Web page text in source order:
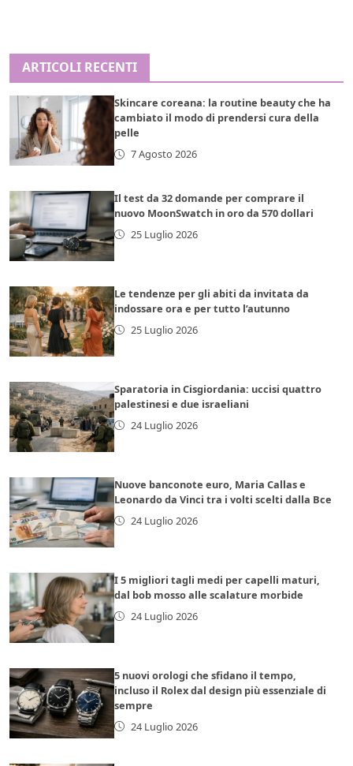
ARTICOLI RECENTI
Skincare coreana: la routine beauty che ha
cambiato il modo di prendersi cura della
pelle
7 Agosto 2026
Il test da 32 domande per comprare il
nuovo MoonSwatch in oro da 570 dollari
25 Luglio 2026
Le tendenze per gli abiti da invitata da
indossare ora e per tutto l’autunno
25 Luglio 2026
Sparatoria in Cisgiordania: uccisi quattro
palestinesi e due israeliani
24 Luglio 2026
Nuove banconote euro, Maria Callas e
Leonardo da Vinci tra i volti scelti dalla Bce
24 Luglio 2026
I 5 migliori tagli medi per capelli maturi,
dal bob mosso alle scalature morbide
24 Luglio 2026
5 nuovi orologi che sfidano il tempo,
incluso il Rolex dal design più essenziale di
sempre
24 Luglio 2026